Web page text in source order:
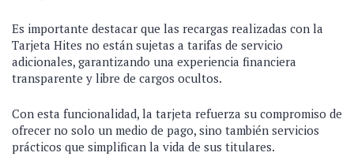
Es importante destacar que las recargas realizadas con la
Tarjeta Hites no están sujetas a tarifas de servicio
adicionales, garantizando una experiencia financiera
transparente y libre de cargos ocultos.
Con esta funcionalidad, la tarjeta refuerza su compromiso de
ofrecer no solo un medio de pago, sino también servicios
prácticos que simplifican la vida de sus titulares.